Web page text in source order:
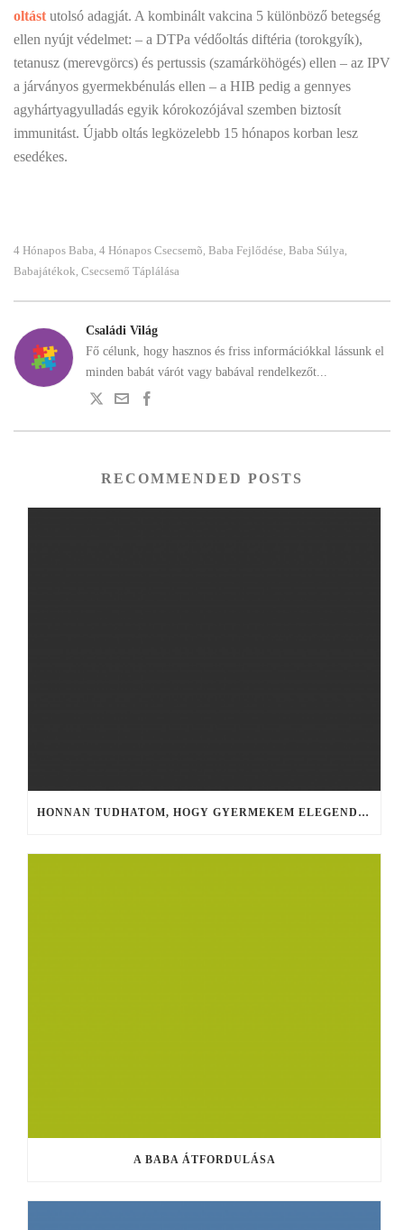
oltást utolsó adagját. A kombinált vakcina 5 különböző betegség
ellen nyújt védelmet: – a DTPa védőoltás diftéria (torokgyík),
tetanusz (merevgörcs) és pertussis (szamárköhögés) ellen – az IPV
a járványos gyermekbénulás ellen – a HIB pedig a gennyes
agyhártyagyulladás egyik kórokozójával szemben biztosít
immunitást. Újabb oltás legközelebb 15 hónapos korban lesz
esedékes.
4 Hónapos Baba, 4 Hónapos Csecsemõ, Baba Fejlődése, Baba Súlya,
Babajátékok, Csecsemő Táplálása
Családi Világ
Fő célunk, hogy hasznos és friss információkkal lássunk el
minden babát várót vagy babával rendelkezőt...
RECOMMENDED POSTS
HONNAN TUDHATOM, HOGY GYERMEKEM ELEGENDŐ ANYATEJET FOGYASZT?
A BABA ÁTFORDULÁSA